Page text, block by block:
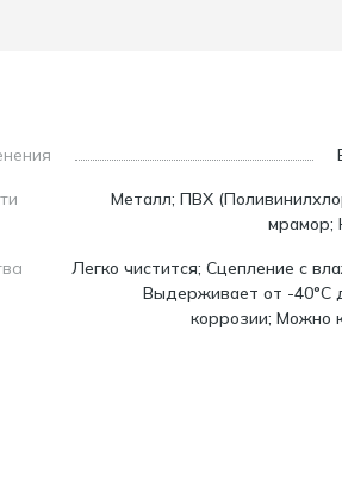
Металл; ПВХ
мрамор;
Легко чистится; Cцепление с
Выдерживает от -40°C
коррозии; Можно